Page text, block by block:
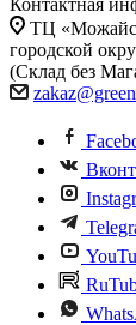
ТЦ
городской
(Склад без